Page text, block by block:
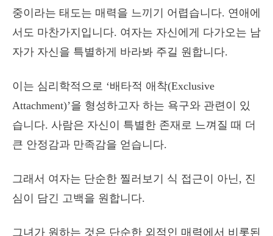
중이라는 태도는 매력을 느끼기 어렵습니다. 연애에
서도 마찬가지입니다. 여자는 자신에게 다가오는 남
자가 자신을 특별하게 바라봐 주길 원합니다.
이는 심리학적으로 ‘배타적 애착(Exclusive
Attachment)’을 형성하고자 하는 욕구와 관련이 있
습니다. 사람은 자신이 특별한 존재로 느껴질 때 더
큰 안정감과 만족감을 얻습니다.
그래서 여자는 단순한 찔러보기 식 접근이 아닌, 진
심이 담긴 고백을 원합니다.
그녀가 원하는 것은 단순한 외적인 매력에서 비롯된